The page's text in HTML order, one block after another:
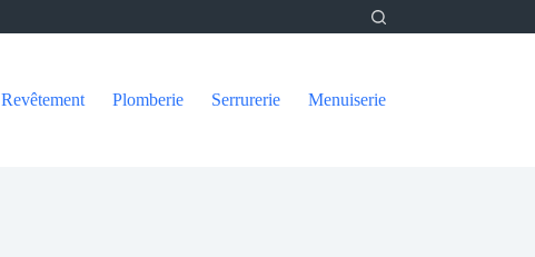
Revêtement Plomberie Serrurerie Menuiserie